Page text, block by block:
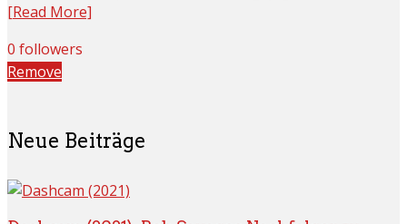
[Read More]
0 followers
Remove
Neue Beiträge